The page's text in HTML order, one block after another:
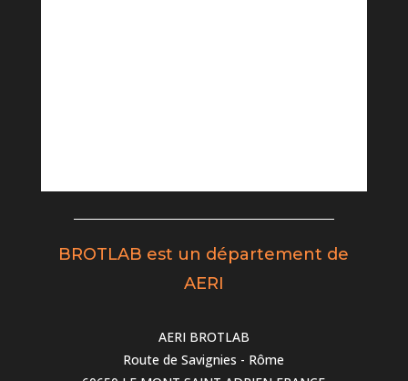
BROTLAB est un département de
AERI
AERI BROTLAB
Route de Savignies - Rôme